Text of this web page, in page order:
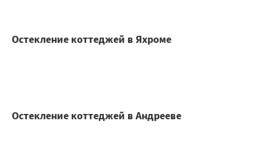
Остекление коттеджей в Яхроме
Остекление коттеджей в Андрееве